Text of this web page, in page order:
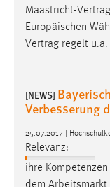
Maastricht-
Europäischen
Vertrag regelt
[NEWS]
Verbesserung
25.07.2017 |
Relevanz:
ihre